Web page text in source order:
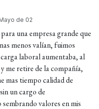
de 02
una empresa grande que
menos valían, fuimos
laboral aumentaba, al
me retire de la compañía,
mas tiempo calidad de
un cargo de
valores en mis